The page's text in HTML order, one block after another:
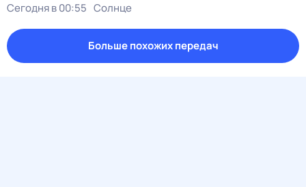
Сегодня в 00:55 Солнце
Больше похожих передач